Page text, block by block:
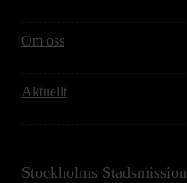
Om oss
Aktuellt
Stockholms Stadsmission